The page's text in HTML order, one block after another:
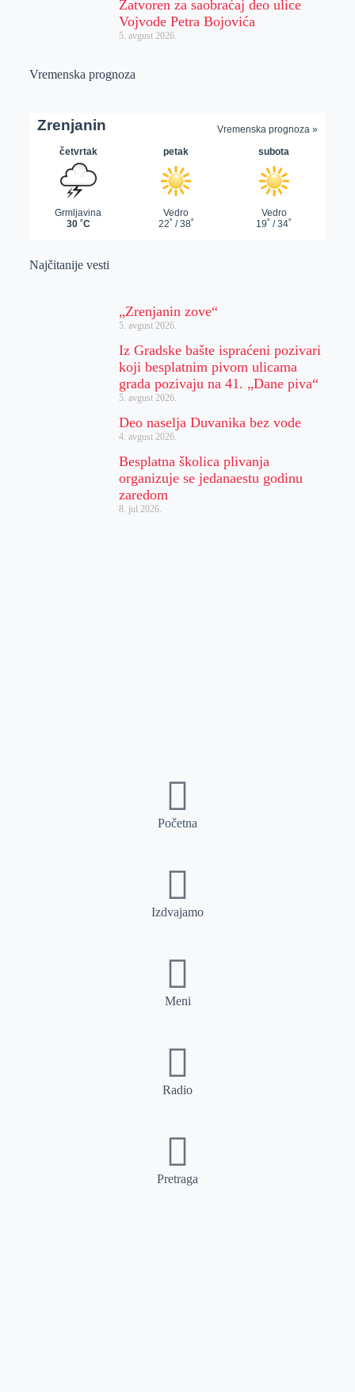
Zatvoren za saobraćaj deo ulice
Vojvode Petra Bojovića
5. avgust 2026.
Vremenska prognoza
Najčitanije vesti
„Zrenjanin zove“
5. avgust 2026.
Iz Gradske bašte ispraćeni pozivari
koji besplatnim pivom ulicama
grada pozivaju na 41. „Dane piva“
5. avgust 2026.
Deo naselja Duvanika bez vode
4. avgust 2026.
Besplatna školica plivanja
organizuje se jedanaestu godinu
zaredom
8. jul 2026.
Početna
Izdvajamo
Meni
Radio
Pretraga